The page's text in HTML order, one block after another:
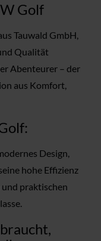
Golf
Tauwald GmbH,
Qualität
Abenteurer – der
aus Komfort,
Design,
hohe Effizienz
praktischen